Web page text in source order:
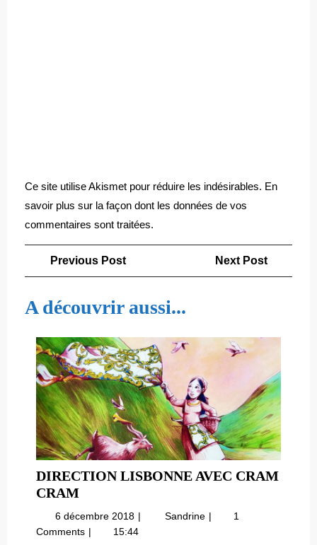
Ce site utilise Akismet pour réduire les indésirables. En
savoir plus sur la façon dont les données de vos
commentaires sont traitées.
Navigation
de
l’article
Previous PostPrevious
Post
Next Post
Post
A découvrir aussi...
DIRECTION LISBONNE AVEC CRAM
CRAMDIRECTION
LISBONNE
AVEC
6 décembre 2018 6
décembre
Sandrine Direction
1
Comments
15:44